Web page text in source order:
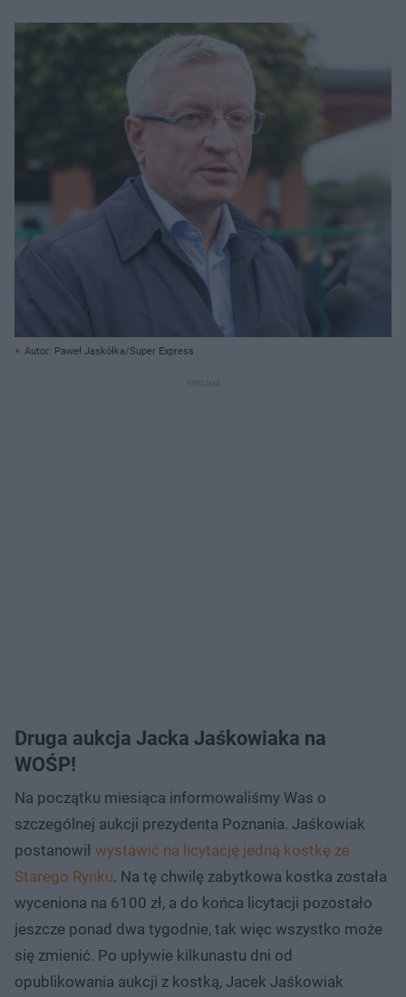
Autor: Paweł Jaskółka/Super Express
Druga aukcja Jacka Jaśkowiaka na
WOŚP!
Na początku miesiąca informowaliśmy Was o
szczególnej aukcji prezydenta Poznania. Jaśkowiak
postanowił wystawić na licytację jedną kostkę ze
Starego Rynku. Na tę chwilę zabytkowa kostka została
wyceniona na 6100 zł, a do końca licytacji pozostało
jeszcze ponad dwa tygodnie, tak więc wszystko może
się zmienić. Po upływie kilkunastu dni od
opublikowania aukcji z kostką, Jacek Jaśkowiak